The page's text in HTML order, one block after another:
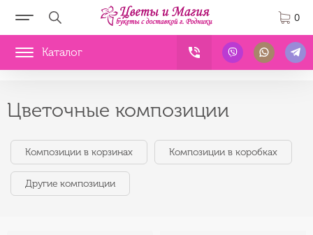
0
Каталог
Цветочные композиции
Композиции в корзинах Композиции в коробках
Другие композиции